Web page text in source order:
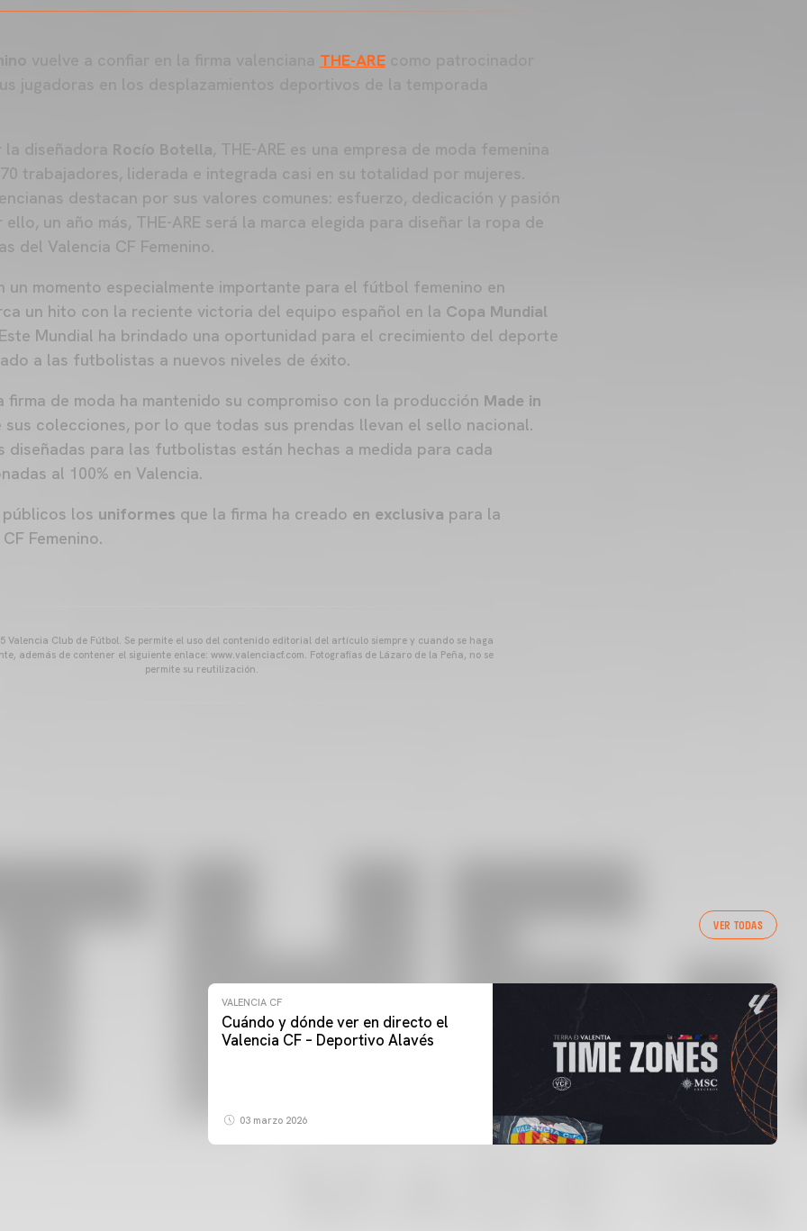
THE-ARE
jugadoras en los desplazamientos deportivos de la temporada
la diseñadora Rocío Botella, THE-ARE es una empresa de moda femenina
trabajadores, liderada e integrada casi en su totalidad por mujeres.
destacan por sus valores comunes: esfuerzo, dedicación y pasión
un año más, THE-ARE será la marca elegida para diseñar la ropa de
del Valencia CF Femenino.
un momento especialmente importante para el fútbol femenino en
un hito con la reciente victoria del equipo español en la Copa Mundial
Mundial ha brindado una oportunidad para el crecimiento del deporte
a las futbolistas a nuevos niveles de éxito.
firma de moda ha mantenido su compromiso con la producción Made in
sus colecciones, por lo que todas sus prendas llevan el sello nacional.
diseñadas para las futbolistas están hechas a medida para cada
al 100% en Valencia.
los uniformes que la firma ha creado en exclusiva para la
Femenino.
Valencia Club de Fútbol. Se permite el uso del contenido editorial del artículo siempre y cuando se haga
además de contener el siguiente enlace: www.valenciacf.com. Fotografías de Lázaro de la Peña, no se
permite su reutilización.
VER TODAS
VALENCIA CF
Cuándo y dónde ver en directo el
Valencia CF – Deportivo Alavés
03 marzo 2026